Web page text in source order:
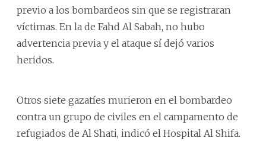
previo a los bombardeos sin que se registraran
víctimas. En la de Fahd Al Sabah, no hubo
advertencia previa y el ataque sí dejó varios
heridos.
Otros siete gazatíes murieron en el bombardeo
contra un grupo de civiles en el campamento de
refugiados de Al Shati, indicó el Hospital Al Shifa.